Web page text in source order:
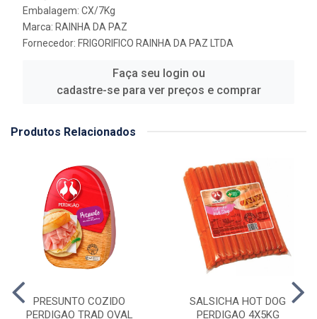
Embalagem: CX/7Kg
Marca: RAINHA DA PAZ
Fornecedor: FRIGORIFICO RAINHA DA PAZ LTDA
Faça seu login ou
cadastre-se para ver preços e comprar
Produtos Relacionados
PRESUNTO COZIDO
PERDIGAO TRAD OVAL
SALSICHA HOT DOG
PERDIGAO 4X5KG